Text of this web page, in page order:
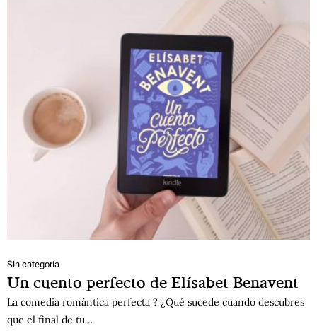
Sin categoría
Un cuento perfecto de Elísabet Benavent
La comedia romántica perfecta ? ¿Qué sucede cuando descubres
que el final de tu…